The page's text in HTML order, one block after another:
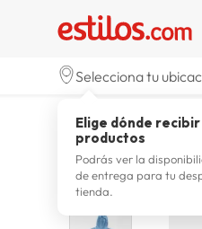
Selecciona tu
Elige dónde
productos
Podrás ver la
de entrega para tu
tienda.